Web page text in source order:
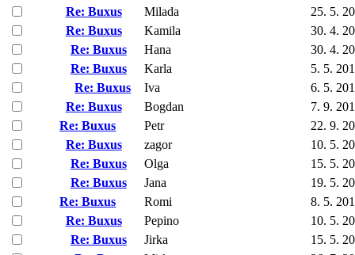
Re: Buxus
Milada
25. 5.
Re: Buxus
Kamila
30. 4.
Re: Buxus
Hana
30. 4.
Re: Buxus
Karla
5. 5.
Re: Buxus
Iva
6. 5.
Re: Buxus
Bogdan
7. 9.
Re: Buxus
Petr
22. 9.
Re: Buxus
zagor
10. 5.
Re: Buxus
Olga
15. 5.
Re: Buxus
Jana
19. 5.
Re: Buxus
Romi
8. 5.
Re: Buxus
Pepino
10. 5.
Re: Buxus
Jirka
15. 5.